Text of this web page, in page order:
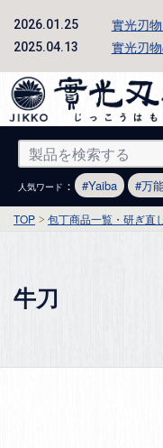
2026.01.25 實光刃
2025.04.13 實光刃
人気ワード ： Yaiba 万
TOP 包丁商品一覧・研ぎ直
牛刀